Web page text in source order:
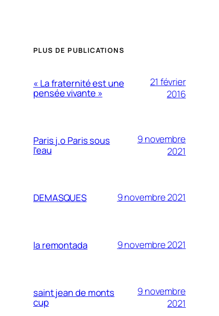
PLUS DE PUBLICATIONS
« La fraternité est une
pensée vivante »
21 février
2016
Paris j.o Paris sous
l’eau
9 novembre
2021
DEMASQUES 9 novembre 2021
la remontada 9 novembre 2021
saint jean de monts
cup
9 novembre
2021